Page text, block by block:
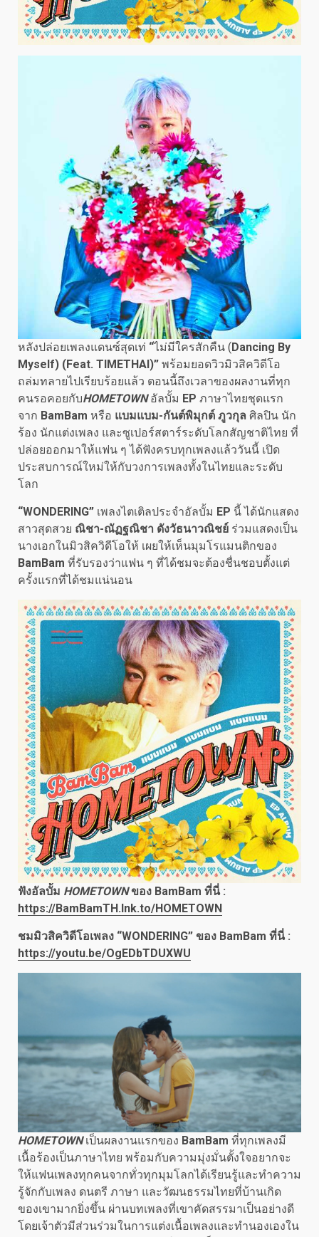
หลังปล่อยเพลงแดนซ์สุดเท่ “ไม่มีใครสักคืน (Dancing By
Myself) (Feat. TIMETHAI)” พร้อมยอดวิวมิวสิควิดีโอ
ถล่มทลายไปเรียบร้อยแล้ว ตอนนี้ถึงเวลาของผลงานที่ทุก
คนรอคอยกับHOMETOWN อัลบั้ม EP ภาษาไทยชุดแรก
จาก BamBam หรือ แบมแบม-กันต์พิมุกต์ ภูวกุล ศิลปิน นัก
ร้อง นักแต่งเพลง และซูเปอร์สตาร์ระดับโลกสัญชาติไทย ที่
ปล่อยออกมาให้แฟน ๆ ได้ฟังครบทุกเพลงแล้ววันนี้ เปิด
ประสบการณ์ใหม่ให้กับวงการเพลงทั้งในไทยและระดับ
โลก
“WONDERING” เพลงไตเติลประจำอัลบั้ม EP นี้ ได้นักแสดง
สาวสุดสวย ณิชา-ณัฏฐณิชา ดังวัธนาวณิชย์ ร่วมแสดงเป็น
นางเอกในมิวสิควิดีโอให้ เผยให้เห็นมุมโรแมนติกของ
BamBam ที่รับรองว่าแฟน ๆ ที่ได้ชมจะต้องชื่นชอบตั้งแต่
ครั้งแรกที่ได้ชมแน่นอน
ฟังอัลบั้ม HOMETOWNของ BamBam ที่นี่:
https://BamBamTH.lnk.to/HOMETOWN
ชมมิวสิควิดีโอเพลง “WONDERING” ของ BamBam ที่นี่ :
https://youtu.be/OgEDbTDUXWU
HOMETOWNเป็นผลงานแรกของ BamBam ที่ทุกเพลงมี
เนื้อร้องเป็นภาษาไทย พร้อมกับความมุ่งมั่นตั้งใจอยากจะ
ให้แฟนเพลงทุกคนจากทั่วทุกมุมโลกได้เรียนรู้และทำความ
รู้จักกับเพลง ดนตรี ภาษา และวัฒนธรรมไทยที่บ้านเกิด
ของเขามากยิ่งขึ้น ผ่านบทเพลงที่เขาคัดสรรมาเป็นอย่างดี
โดยเจ้าตัวมีส่วนร่วมในการแต่งเนื้อเพลงและทำนองเองใน